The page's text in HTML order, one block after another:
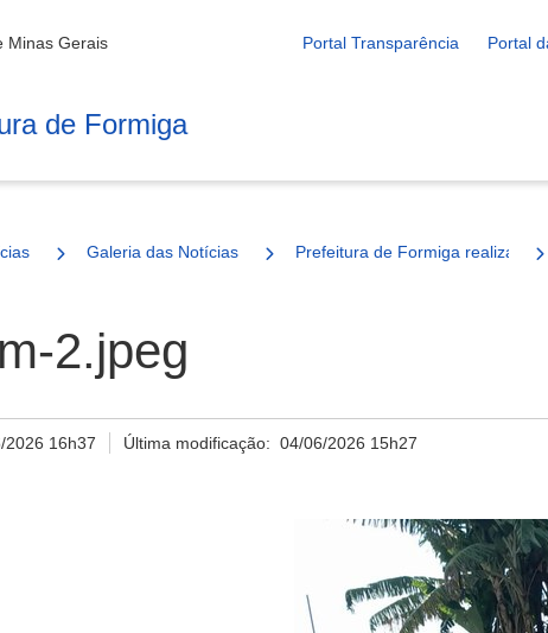
Minas Gerais Portal Transparência Portal
de Formiga
Galeria das Notícias Prefeitura de Formiga realiza
2.jpeg
2026 16h37 Última modificação:04/06/2026 15h27